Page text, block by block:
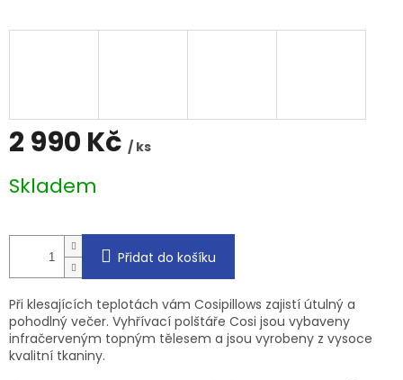
2 990 Kč / ks
cena:
Skladem
Přidat do košíku
Při klesajících teplotách vám Cosipillows zajistí útulný a
pohodlný večer. Vyhřívací polštáře Cosi jsou vybaveny
infračerveným topným tělesem a jsou vyrobeny z vysoce
kvalitní tkaniny.